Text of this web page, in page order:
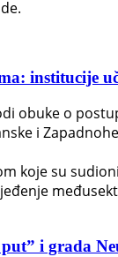
institucije
obuke o
i
koje su
i grada